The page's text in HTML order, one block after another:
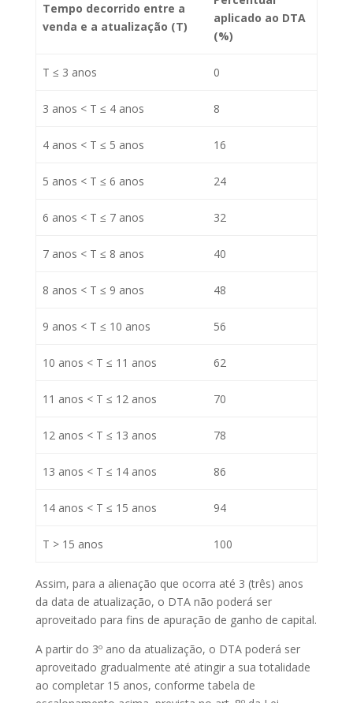
Tempo decorrido entre a
venda e a atualização (T)
aplicado ao DTA
(%)
T ≤ 3 anos 0
3 anos < T ≤ 4 anos 8
4 anos < T ≤ 5 anos 16
5 anos < T ≤ 6 anos 24
6 anos < T ≤ 7 anos 32
7 anos < T ≤ 8 anos 40
8 anos < T ≤ 9 anos 48
9 anos < T ≤ 10 anos 56
10 anos < T ≤ 11 anos 62
11 anos < T ≤ 12 anos 70
12 anos < T ≤ 13 anos 78
13 anos < T ≤ 14 anos 86
14 anos < T ≤ 15 anos 94
T > 15 anos 100
Assim, para a alienação que ocorra até 3 (três) anos
da data de atualização, o DTA não poderá ser
aproveitado para fins de apuração de ganho de capital.
A partir do 3º ano da atualização, o DTA poderá ser
aproveitado gradualmente até atingir a sua totalidade
ao completar 15 anos, conforme tabela de